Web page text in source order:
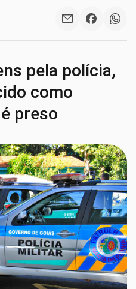
pela polícia,
como
preso